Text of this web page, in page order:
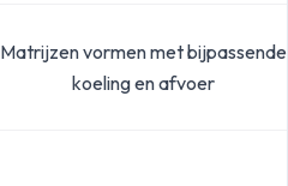
Matrijzen vormen met bijpassende
koeling en afvoer